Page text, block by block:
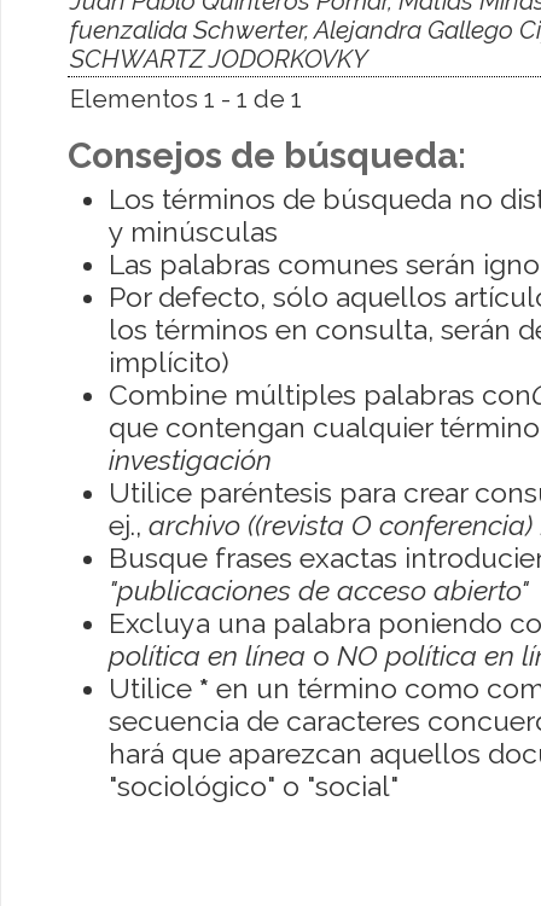
fuenzalida Schwerter, Alejandra Gallego
SCHWARTZ JODORKOVKY
Elementos 1 - 1 de 1
Consejos de búsqueda:
Los términos de búsqueda no
y minúsculas
Las palabras comunes serán
Por defecto, sólo aquellos
los términos en consulta, serán
implícito)
Combine múltiples palabras con
que contengan cualquier
investigación
Utilice paréntesis para crear
ej., archivo ((revista O conferencia)
Busque frases exactas
"publicaciones de acceso abierto"
Excluya una palabra poniendo
política en línea o NO política en
Utilice * en un término como
secuencia de caracteres
hará que aparezcan aquellos
"sociológico" o "social"